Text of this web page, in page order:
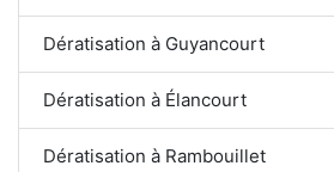
Dératisation à Guyancourt
Dératisation à Élancourt
Dératisation à Rambouillet